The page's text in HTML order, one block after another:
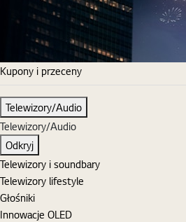
Kupony i przeceny
Telewizory/Audio
Telewizory/Audio
Odkryj
Telewizory i soundbary
Telewizory lifestyle
Głośniki
Innowacje OLED